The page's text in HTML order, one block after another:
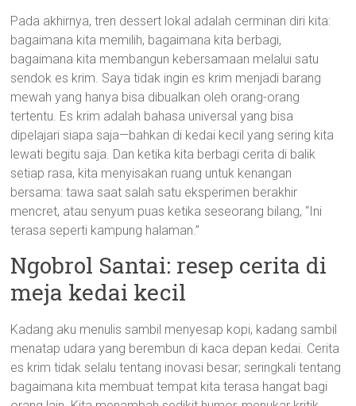
Pada akhirnya, tren dessert lokal adalah cerminan diri kita:
bagaimana kita memilih, bagaimana kita berbagi,
bagaimana kita membangun kebersamaan melalui satu
sendok es krim. Saya tidak ingin es krim menjadi barang
mewah yang hanya bisa dibualkan oleh orang-orang
tertentu. Es krim adalah bahasa universal yang bisa
dipelajari siapa saja—bahkan di kedai kecil yang sering kita
lewati begitu saja. Dan ketika kita berbagi cerita di balik
setiap rasa, kita menyisakan ruang untuk kenangan
bersama: tawa saat salah satu eksperimen berakhir
mencret, atau senyum puas ketika seseorang bilang, “Ini
terasa seperti kampung halaman.”
Ngobrol Santai: resep cerita di
meja kedai kecil
Kadang aku menulis sambil menyesap kopi, kadang sambil
menatap udara yang berembun di kaca depan kedai. Cerita
es krim tidak selalu tentang inovasi besar; seringkali tentang
bagaimana kita membuat tempat kita terasa hangat bagi